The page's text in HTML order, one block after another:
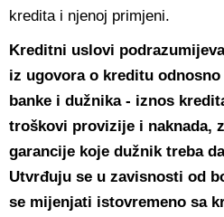
kredita i njenoj primjeni.
Kreditni uslovi
iz ugovora o kreditu
banke i dužnika - iznos
troškovi provizije i naknada,
garancije koje dužnik treba
Utvrđuju se u zavisnosti od
se mijenjati istovremeno sa